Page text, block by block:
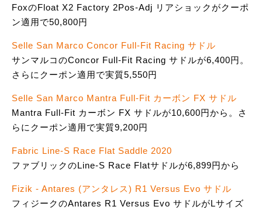
FoxのFloat X2 Factory 2Pos-Adj リアショックがクーポ
ン適用で50,800円
Selle San Marco Concor Full-Fit Racing サドル
サンマルコのConcor Full-Fit Racing サドルが6,400円。
さらにクーポン適用で実質5,550円
Selle San Marco Mantra Full-Fit カーボン FX サドル
Mantra Full-Fit カーボン FX サドルが10,600円から。さ
らにクーポン適用で実質9,200円
Fabric Line-S Race Flat Saddle 2020
ファブリックのLine-S Race Flatサドルが6,899円から
Fizik - Antares (アンタレス) R1 Versus Evo サドル
フィジークのAntares R1 Versus Evo サドルがLサイズ